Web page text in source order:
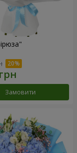
Замовити